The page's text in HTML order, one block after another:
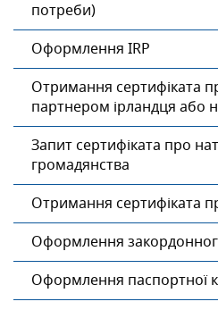
потреби)
Оформлення IRP
Отримання сертифіката
партнером ірландця або
Запит сертифіката про
громадянства
Отримання сертифіката
Оформлення
Оформлення паспортної